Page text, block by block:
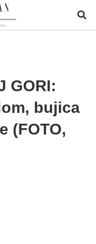
GORI:
bujica
(FOTO,